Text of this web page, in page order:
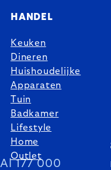
Al 177 000
HANDEL
Keuken
Dineren
Huishoudelijke
Apparaten
Tuin
Badkamer
Lifestyle
Home
Outlet